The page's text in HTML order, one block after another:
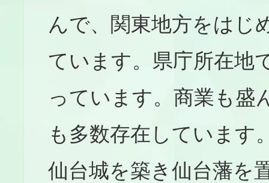
んで、関東地方をはじ
ています。県庁所在地
っています。商業も盛
も多数存在しています
仙台城を築き仙台藩を